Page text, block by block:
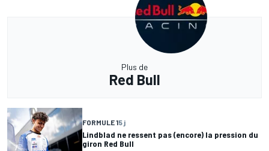
Plus de
Red Bull
FORMULE 15 j
Lindblad ne ressent pas (encore) la pression du
giron Red Bull